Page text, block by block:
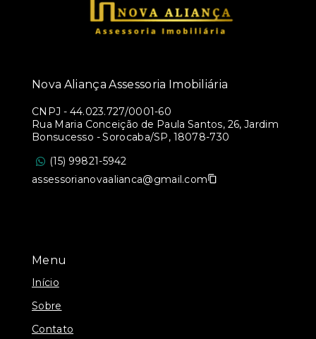
Menu
Início
Sobre
Contato
Nova Aliança Assessoria Imobiliária
CNPJ - 44.023.727/0001-60
Rua Maria Conceição de Paula Santos, 26, Jardim
Bonsucesso - Sorocaba/SP, 18078-730
(15) 99821-5942
assessorianovaalianca@gmail.com